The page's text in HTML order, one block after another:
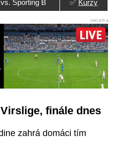
Sporting B ✅ Kurzy
finále dnes
zahrá domáci tím